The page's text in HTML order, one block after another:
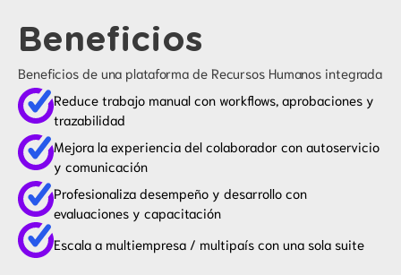
Beneficios
Beneficios de una plataforma de Recursos Humanos integrada
Reduce trabajo manual con workflows, aprobaciones y
trazabilidad
Mejora la experiencia del colaborador con autoservicio
y comunicación
Profesionaliza desempeño y desarrollo con
evaluaciones y capacitación
Escala a multiempresa / multipaís con una sola suite